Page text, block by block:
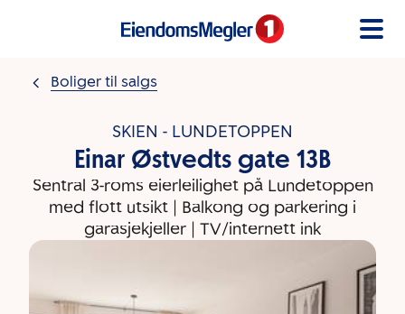
Boliger til salgs
SKIEN - LUNDETOPPEN
Einar Østvedts gate 13B
Sentral 3-roms eierleilighet på Lundetoppen
med flott utsikt | Balkong og parkering i
garasjekjeller | TV/internett ink